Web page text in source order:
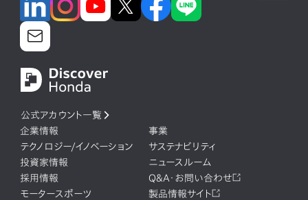
公式アカウント一覧
企業情報
事業
テクノロジー/イノベーション
サステナビリティ
投資家情報
ニュースルーム
採用情報
Q&A・お問い合わせ
モータースポーツ
製品情報サイト